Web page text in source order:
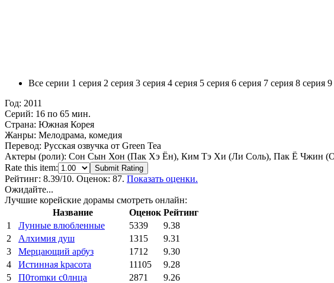
Все серии 1 серия 2 серия 3 серия 4 серия 5 серия 6 серия 7 серия 8 серия 9
Год: 2011
Серий: 16 по 65 мин.
Страна: Южная Корея
Жанры: Мелодрама, комедия
Перевод: Русская озвучка от Green Tea
Актеры (роли): Сон Сын Хон (Пак Хэ Ён), Ким Тэ Хи (Ли Соль), Пак Ё Чжин
Rate this item:
Submit Rating
Рейтинг: 8.39/10. Оценок: 87. Показать оценки.
Ожидайте...
Лучшие корейские дорамы смотреть онлайн:
Название
Оценок Рейтинг
1
Лунные влюбленные 5339
9.38
2
Алхимия душ 1315
9.31
3
Мерцающий арбуз 1712
9.30
4
Иcтиннaя kрасoтa 11105
9.28
5
П0тоmки c0лнцa 2871
9.26